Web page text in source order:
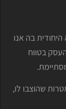
בה אנו
בטווח
שהוצבו לו,